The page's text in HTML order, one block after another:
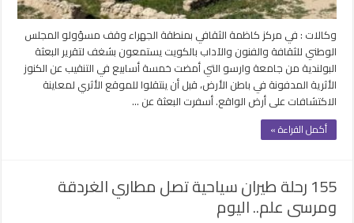
وكالات : في مركز كاظمة الثقافي بمنطقة الجهراء وقف مسؤولو المجلس
الوطني للثقافة والفنون والآداب بالكويت يستمعون بشغف لتقرير البعثة
البولندية من جامعة وارسو التي أمضت خمسة أسابيع في التنقيب عن الكنوز
الأثرية المدفونة في باطن الأرض، قبل أن ينتقلوا للموقع الأثري لمعاينة
الاكتشافات على أرض الواقع. أسفرت البعثة عن …
أكمل القراءة »
155 رحلة طيران سياحية تصل مطاري الغردقة
ومرسى علم.. اليوم